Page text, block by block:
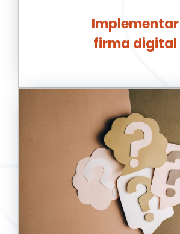
Implementar
firma digital